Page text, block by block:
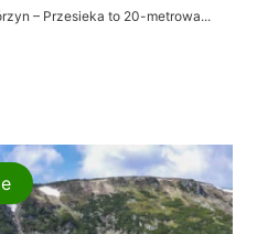
– Przesieka to 20-metrowa...